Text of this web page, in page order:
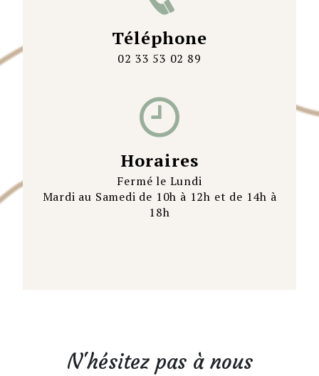
N'hésitez pas à nous
Téléphone
02 33 53 02 89
Horaires
Fermé le Lundi
Mardi au Samedi de 10h à 12h et de 14h à
18h